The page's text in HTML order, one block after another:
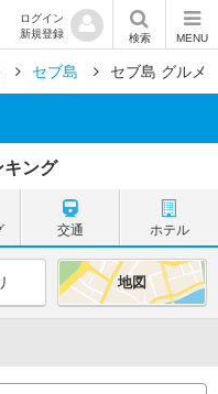
ログイン
新規登録
検索 MENU
セブ島 セブ島 グルメ
キング
交通 ホテル
地図